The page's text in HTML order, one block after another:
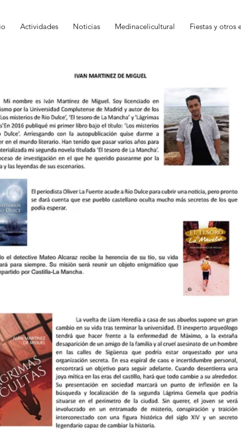
Actividades Noticias Medinacelicultural Fiestas y otros